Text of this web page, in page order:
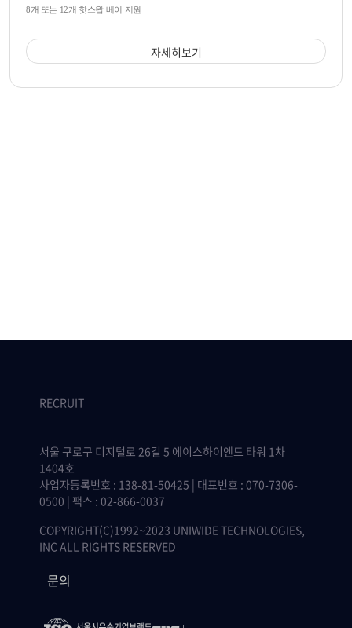
8개 또는 12개 핫스왑 베이 지원
자세히보기
RECRUIT
서울 구로구 디지털로 26길 5 에이스하이엔드 타워 1차
1404호
사업자등록번호 : 138-81-50425 | 대표번호 : 070-7306-
0500 | 팩스 : 02-866-0037
COPYRIGHT(C)1992~2023 UNIWIDE TECHNOLOGIES,
INC ALL RIGHTS RESERVED
문의